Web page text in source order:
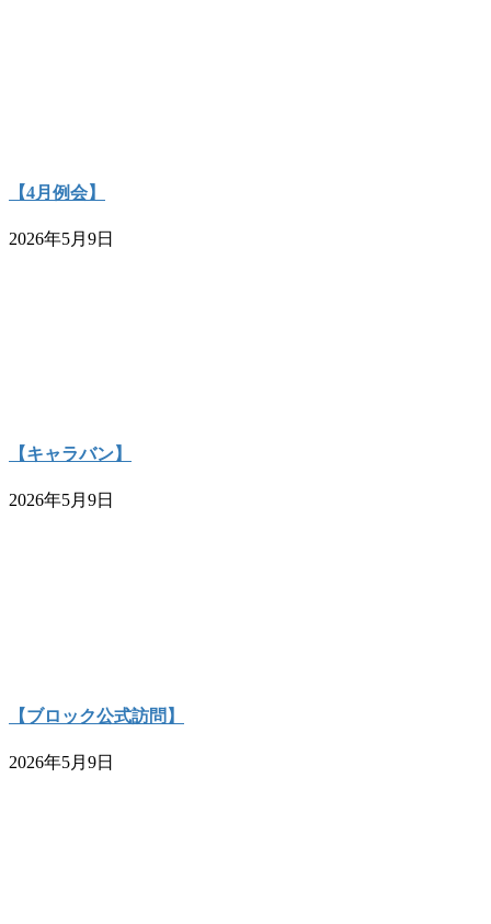
【4月例会】
2026年5月9日
【キャラバン】
2026年5月9日
【ブロック公式訪問】
2026年5月9日